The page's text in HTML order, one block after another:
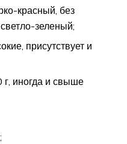
красный, без
зеленый;
присутствует и
иногда и свыше